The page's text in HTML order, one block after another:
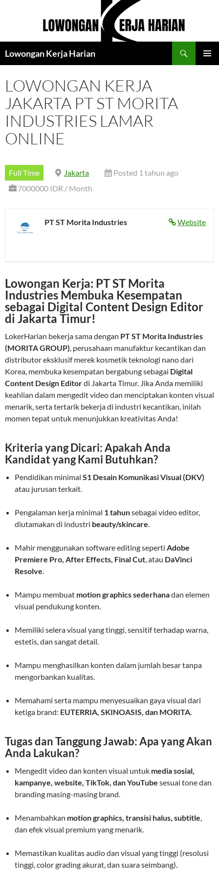
Lowongan Kerja Harian
LOWONGAN KERJA
JAKARTA PT ST MORITA
INDUSTRIES LAMAR
ONLINE
Full Time Jakarta
Posted 1 tahun ago
7000000 IDR / Month
Website
PT ST Morita Industries
Lowongan Kerja: PT ST Morita
Industries Membuka Kesempatan
sebagai Digital Content Design Editor
di Jakarta Timur!
LokerHarian bekerja sama dengan PT ST Morita Industries
(MORITA GROUP), perusahaan manufaktur kecantikan dan
distributor eksklusif merek kosmetik teknologi nano dari
Korea, membuka kesempatan bergabung sebagai Digital
Content Design Editordi Jakarta Timur. Jika Anda memiliki
keahlian dalam mengedit video dan menciptakan konten visual
menarik, serta tertarik bekerja di industri kecantikan, inilah
momen tepat untuk menunjukkan kreativitas Anda!
Kriteria yang Dicari: Apakah Anda
Kandidat yang Kami Butuhkan?
Pendidikan minimal S1 Desain Komunikasi Visual (DKV)
atau jurusan terkait.
Pengalaman kerja minimal 1 tahunsebagai video editor,
diutamakan di industri beauty/skincare.
Mahir menggunakan software editing seperti Adobe
Premiere Pro, After Effects, Final Cut, atau DaVinci
Resolve.
Mampu membuat motion graphics sederhanadan elemen
visual pendukung konten.
Memiliki selera visual yang tinggi, sensitif terhadap warna,
estetis, dan sangat detail.
Mampu menghasilkan konten dalam jumlah besar tanpa
mengorbankan kualitas.
Memahami serta mampu menyesuaikan gaya visual dari
ketiga brand: EUTERRIA, SKINOASIS, dan MORITA.
Tugas dan Tanggung Jawab: Apa yang Akan
Anda Lakukan?
Mengedit video dan konten visual untuk media sosial,
kampanye, website, TikTok, dan YouTube sesuai tone dan
branding masing-masing brand.
Menambahkan motion graphics, transisi halus, subtitle,
dan efek visual premium yang menarik.
Memastikan kualitas audio dan visual yang tinggi (resolusi
tinggi, color grading akurat, dan suara seimbang).